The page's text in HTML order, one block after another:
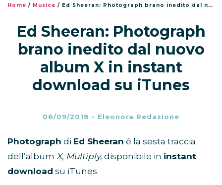
Home / Musica / Ed Sheeran: Photograph brano inedito dal nuovo album X in instant download su iTunes
Ed Sheeran: Photograph
brano inedito dal nuovo
album X in instant
download su iTunes
06/09/2018 - Eleonora Redazione
Photograph di Ed Sheeran è la sesta traccia
dell’album X, Multiply, disponibile in instant
download su iTunes.